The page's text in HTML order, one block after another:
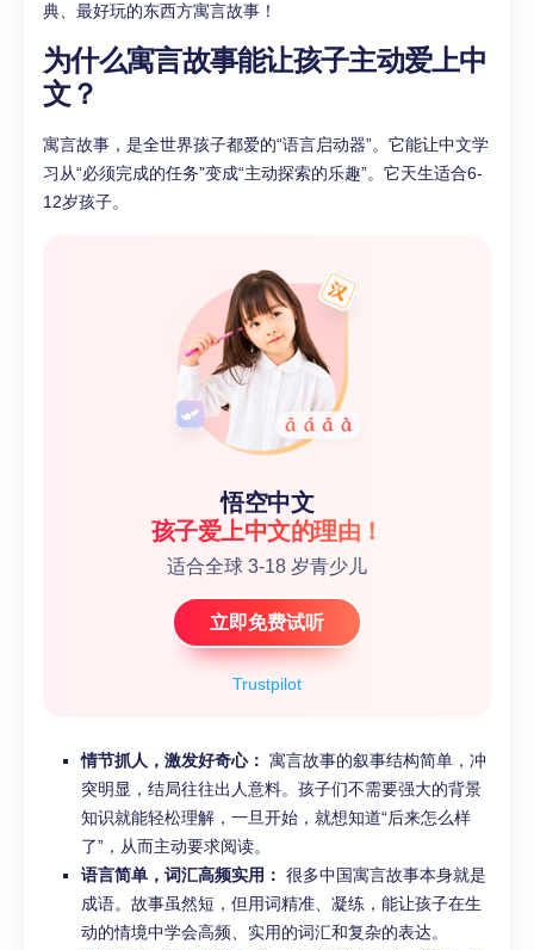
典、最好玩的东西方寓言故事！
为什么寓言故事能让孩子主动爱上中
文？
寓言故事，是全世界孩子都爱的“语言启动器”。它能让中文学
习从“必须完成的任务”变成“主动探索的乐趣”。它天生适合6-
12岁孩子。
Trustpilot
悟空中文
孩子爱上中文的理由！
适合全球 3-18 岁青少儿
立即免费试听
情节抓人，激发好奇心： 寓言故事的叙事结构简单，冲
突明显，结局往往出人意料。孩子们不需要强大的背景
知识就能轻松理解，一旦开始，就想知道“后来怎么样
了”，从而主动要求阅读。
语言简单，词汇高频实用： 很多中国寓言故事本身就是
成语。故事虽然短，但用词精准、凝练，能让孩子在生
动的情境中学会高频、实用的词汇和复杂的表达。